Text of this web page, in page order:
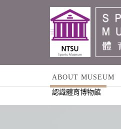
ABOUT MUSEUM
認識體育博物館